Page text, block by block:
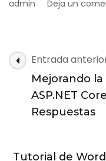
admin Deja un
Navegación
de
entradas
Entrada
Mejorando
ASP.NET
Respuestas
Tutorial de